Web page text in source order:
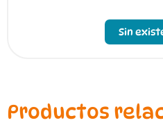
Sin
Productos